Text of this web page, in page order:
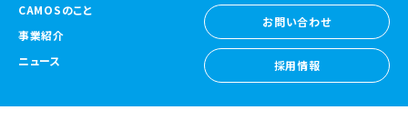
CAMOSのこと
事業紹介
ニュース
お問い合わせ
お問い合わせ
採用情報